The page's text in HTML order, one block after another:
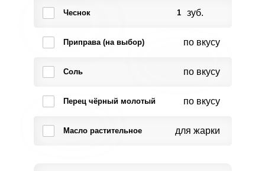
Чеснок 1 зуб.
Приправа (на выбор) по вкусу
Соль по вкусу
Перец чёрный молотый по вкусу
Масло растительное для жарки